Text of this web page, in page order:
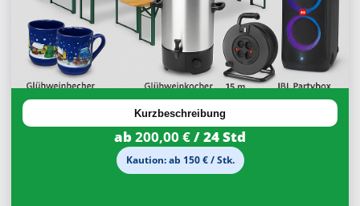
Kurzbeschreibung
ab200,00 €/ 24 Std
Kaution: ab 150 € / Stk.